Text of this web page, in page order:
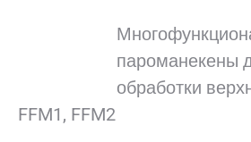
пароманекены
обработки
FFM1, FFM2